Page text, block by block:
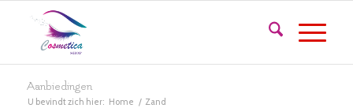
Aanbiedingen
U bevindt zich hier: Home / Zand